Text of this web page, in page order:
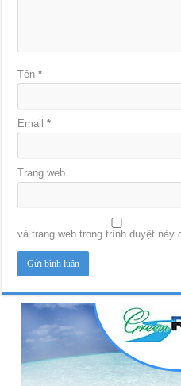
Tên*
Email*
Trang web
và trang web trong trình duyệt này